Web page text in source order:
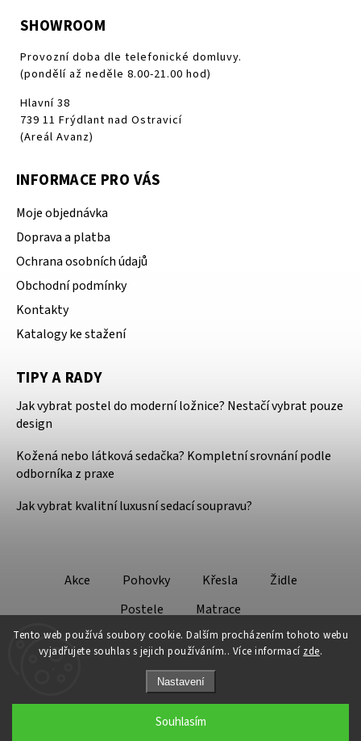
Tento web používá soubory cookie. Dalším procházením tohoto webu
vyjadřujete souhlas s jejich používáním.. Více informací zde.
Nastavení
Souhlasím
SHOWROOM
Provozní doba dle telefonické domluvy.
(pondělí až neděle 8.00-21.00 hod)
Hlavní 38
739 11 Frýdlant nad Ostravicí
(Areál Avanz)
INFORMACE PRO VÁS
Moje objednávka
Doprava a platba
Ochrana osobních údajů
Obchodní podmínky
Kontakty
Katalogy ke stažení
TIPY A RADY
Jak vybrat postel do moderní ložnice? Nestačí vybrat pouze
design
Kožená nebo látková sedačka? Kompletní srovnání podle
odborníka z praxe
Jak vybrat kvalitní luxusní sedací soupravu?
Akce Pohovky Křesla
Židle
Postele
Matrace